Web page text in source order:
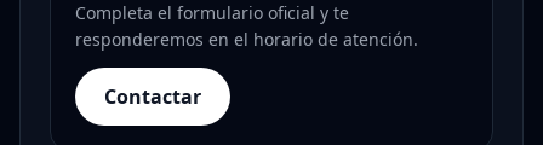
Completa el formulario oficial y te
responderemos en el horario de atención.
Contactar